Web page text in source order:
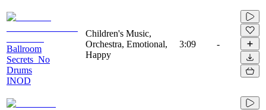
Ballroom
Secrets_No
Drums
INOD
Children's Music,
Orchestra, Emotional,
Happy
3:09 -